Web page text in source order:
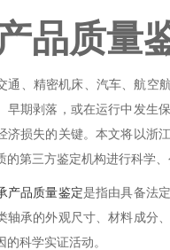
品质量
通、精密机床、汽车、航空
早期剥落，或在运行中发生
济损失的关键。本文将以浙
的第三方鉴定机构进行科学、
产品质量鉴定是指由具备法
轴承的外观尺寸、材料成分
科学实证活动。